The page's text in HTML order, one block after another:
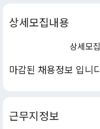
상세모집내용
상세모
마감된 채용정보 입니
근무지정보